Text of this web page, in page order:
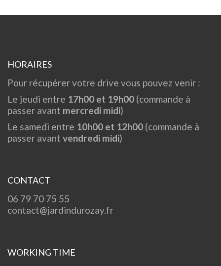
HORAIRES
Pour récupérer votre drive vous pouvez venir :
Le jeudi entre 17h00 et 19h00 (commande à
passer avant mercredi midi)
Le samedi entre 10h00 et 12h00 (commande à
passer avant vendredi midi)
CONTACT
06 79 70 75 55
contact@jardindurozay.fr
WORKING TIME